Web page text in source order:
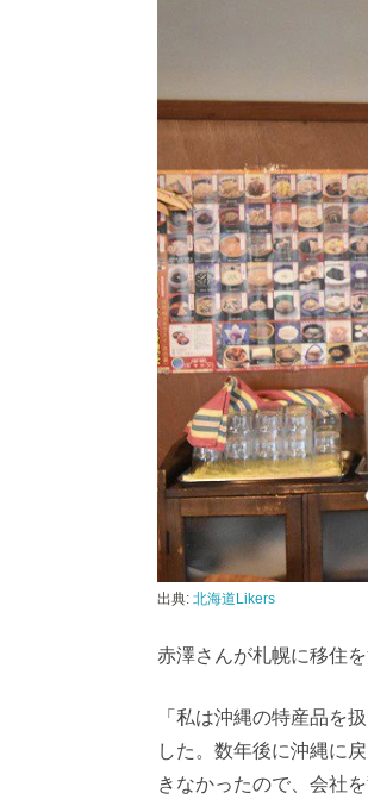
出典: 北海道Likers
赤澤さんが札幌に移住
「私は沖縄の特産品を
した。数年後に沖縄に
きなかったので、会社